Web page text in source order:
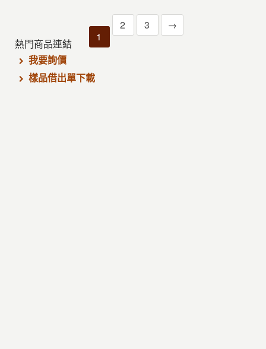
1
2 3
→
熱門商品連結
我要詢價
樣品借出單下載